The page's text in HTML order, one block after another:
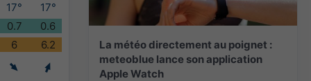
La météo directement au poignet :
meteoblue lance son application
Apple Watch
17°
17°
0.7
0.6
6
6.2